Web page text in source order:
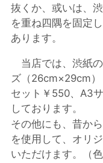
抜くか、或いは、
を重ね四隅を固定
あります。
当店では、渋紙
ズ（26cm×29cm
セット￥550、A3
しております。
その他にも、昔か
を使用して、オリ
いただけます。（